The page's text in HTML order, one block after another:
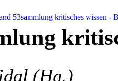
53sammlung kritisches wissen -
(Hg.)